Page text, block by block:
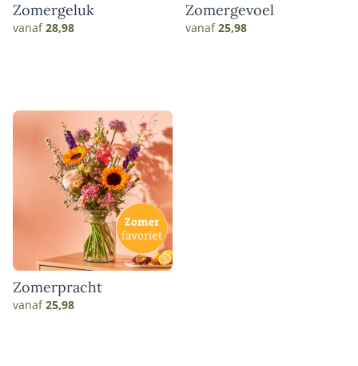
Zomergeluk
vanaf28,98
Zomergevoel
vanaf25,98
Zomerpracht
vanaf25,98